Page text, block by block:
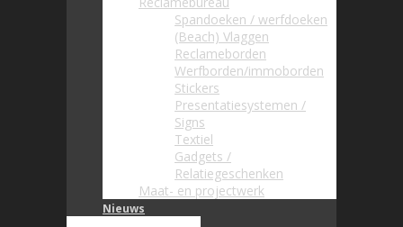
Spandoeken / werfdoeken
(Beach) Vlaggen
Reclameborden
Werfborden/immoborden
Stickers
Presentatiesystemen /
Signs
Textiel
Gadgets /
Relatiegeschenken
Maat- en projectwerk
Nieuws